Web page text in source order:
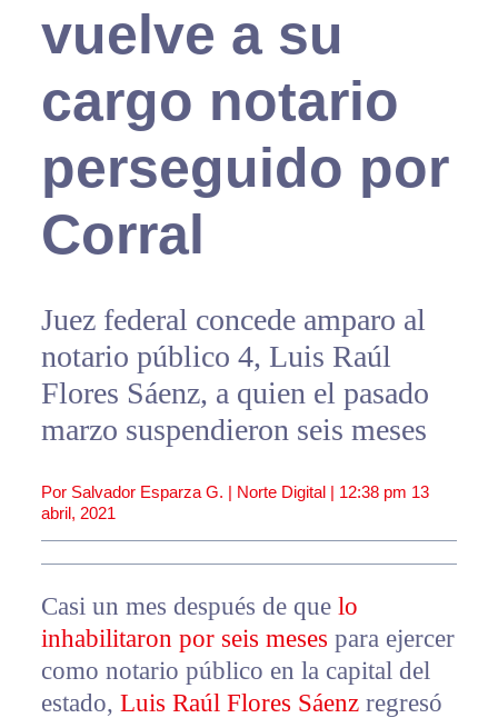
vuelve a su
cargo notario
perseguido por
Corral
Juez federal concede amparo al
notario público 4, Luis Raúl
Flores Sáenz, a quien el pasado
marzo suspendieron seis meses
Por Salvador Esparza G. | Norte Digital | 12:38 pm 13
abril, 2021
Casi un mes después de que lo
inhabilitaron por seis meses para ejercer
como notario público en la capital del
estado, Luis Raúl Flores Sáenzregresó